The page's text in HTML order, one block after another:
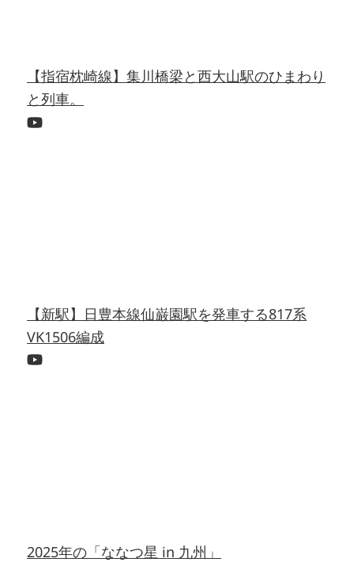
【指宿枕崎線】集川橋梁と西大山駅のひまわり
と列車。
【新駅】日豊本線仙巌園駅を発車する817系
VK1506編成
2025年の「ななつ星 in 九州」